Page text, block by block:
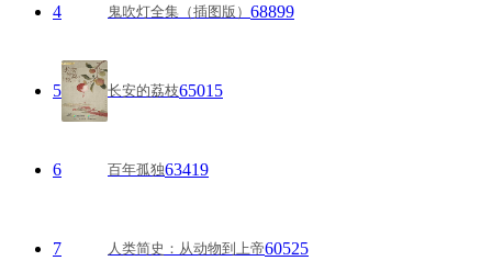
4 鬼吹灯全集（插图版） 68899
5 长安的荔枝65015
6 百年孤独63419
7 人类简史：从动物到上帝60525